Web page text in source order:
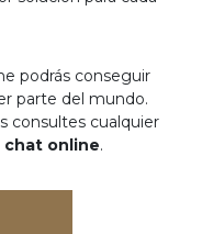
podrás conseguir
parte del mundo.
consultes cualquier
chat online.